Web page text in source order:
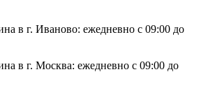
в г. Иваново: ежедневно с 09:00 до
в г. Москва: ежедневно с 09:00 до